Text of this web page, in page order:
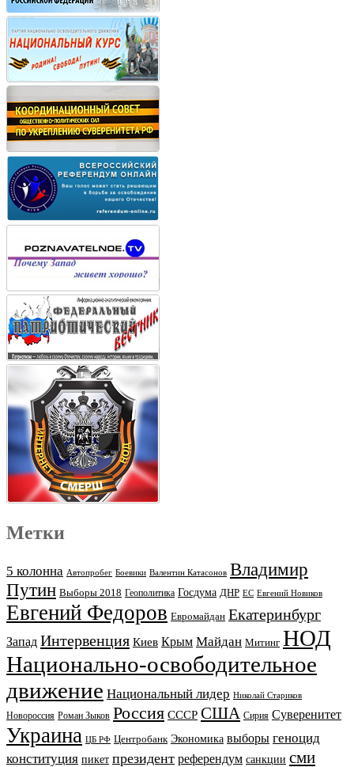
Метки
5 колонна Автопробег Боевики Валентин Катасонов Владимир
Путин Выборы 2018 Геополитика Госдума ДНР ЕС Евгений Новиков
Евгений Федоров Евромайдан Екатеринбург
Запад Интервенция Киев Крым Майдан Митинг НОД
Национально-освободительное
движение Национальный лидер Николай Стариков
Новороссия Роман Зыков Россия СССР США Сирия Суверенитет
Украина ЦБ РФ Центробанк Экономика выборы геноцид
конституция пикет президент референдум санкции сми